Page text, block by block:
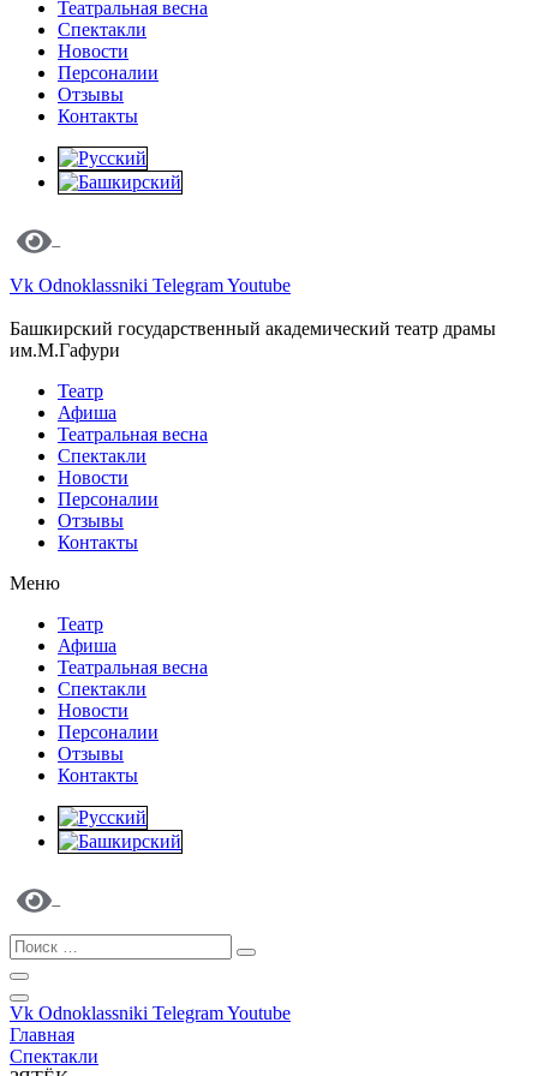
Театральная весна
Спектакли
Новости
Персоналии
Отзывы
Контакты
Vk Odnoklassniki TelegramYoutube
Башкирский государственный академический театр драмы
им.М.Гафури
Театр
Афиша
Театральная весна
Спектакли
Новости
Персоналии
Отзывы
Контакты
Меню
Театр
Афиша
Театральная весна
Спектакли
Новости
Персоналии
Отзывы
Контакты
Vk Odnoklassniki TelegramYoutube
Главная
Спектакли